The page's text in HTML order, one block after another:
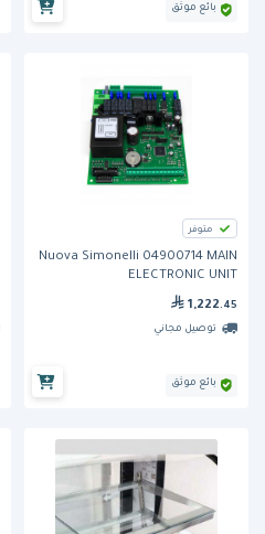
بائع موثق
متوفر
Nuova Simonelli 04900714 MAIN
ELECTRONIC UNIT
1,222 .45
توصيل مجاني
بائع موثق